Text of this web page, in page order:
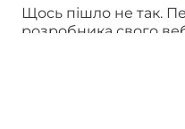
Щось пішло не так.
розробника свого